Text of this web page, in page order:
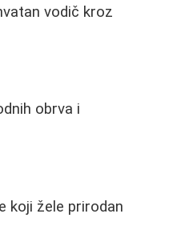
vodič kroz
obrva i
koji žele prirodan